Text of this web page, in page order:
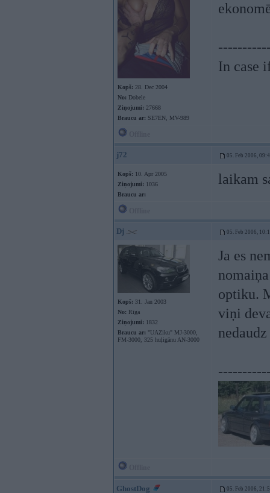
Kopš: 28. Dec 2004
No: Dobele
Ziņojumi: 27668
Braucu ar: SE7EN, MV-989
In case
j72 05. Feb 2006,
Kopš: 10. Apr 2005
Ziņojumi: 1036
Braucu ar:
laikam
Dj 05. Feb 2006,
Kopš: 31. Jan 2003
No: Rīga
Ziņojumi: 1832
Braucu ar: "UAZiku" MJ-3000,
FM-3000, 325 huļigānu AN-3000
Ja es
optiku.
viņi
GhostDog 05. Feb 2006,